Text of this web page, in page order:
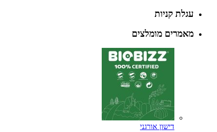
עגלת קניות
מאמרים מומלצים
דישון אורגני